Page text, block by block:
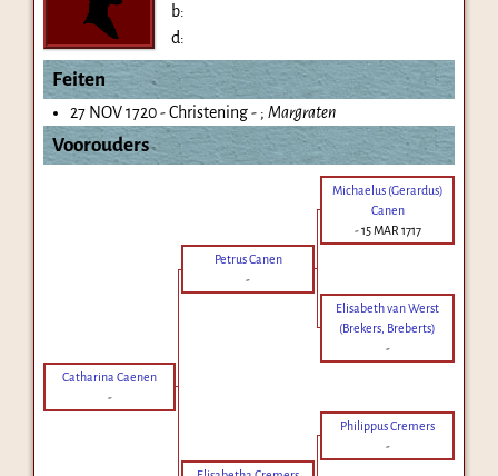
b:
d:
Feiten
27 NOV 1720 - Christening - ; Margraten
Voorouders
Michaelus (Gerardus)
Canen
-15 MAR 1717
Petrus Canen
-
Elisabeth van Werst
(Brekers, Breberts)
-
Catharina Caenen
-
Philippus Cremers
-